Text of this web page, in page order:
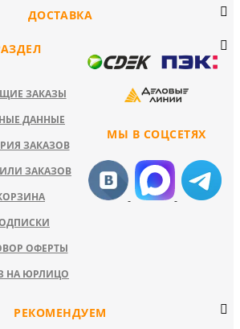
ДОСТАВКА
МЫ В СОЦСЕТЯХ
ЗАКАЗЫ
ДАННЫЕ
ЗАКАЗОВ
ЗАКАЗОВ
ОФЕРТЫ
НА ЮРЛИЦО
РЕКОМЕНДУЕМ